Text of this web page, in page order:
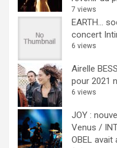
7 views
EARTH…
concert
6 views
Airelle
pour 2021
6 views
JOY :
Venus /
OBEL avait